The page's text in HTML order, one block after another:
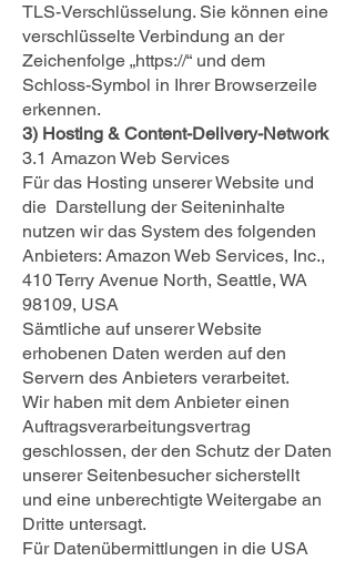
TLS-Verschlüsselung. Sie können eine
verschlüsselte Verbindung an der
Zeichenfolge „https://“ und dem
Schloss-Symbol in Ihrer Browserzeile
erkennen.
3) Hosting & Content-Delivery-Network
3.1 Amazon Web Services
Für das Hosting unserer Website und
die Darstellung der Seiteninhalte
nutzen wir das System des folgenden
Anbieters: Amazon Web Services, Inc.,
410 Terry Avenue North, Seattle, WA
98109, USA
Sämtliche auf unserer Website
erhobenen Daten werden auf den
Servern des Anbieters verarbeitet.
Wir haben mit dem Anbieter einen
Auftragsverarbeitungsvertrag
geschlossen, der den Schutz der Daten
unserer Seitenbesucher sicherstellt
und eine unberechtigte Weitergabe an
Dritte untersagt.
Für Datenübermittlungen in die USA